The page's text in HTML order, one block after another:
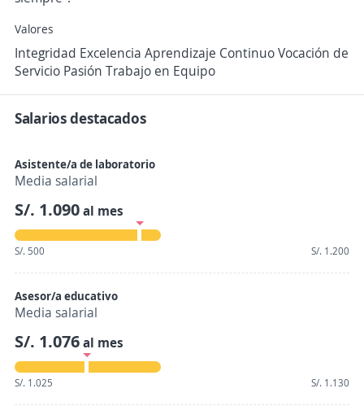
Valores
Integridad Excelencia Aprendizaje Continuo Vocación de
Servicio Pasión Trabajo en Equipo
Salarios destacados
Asistente/a de laboratorio
Media salarial
S/. 1.090al mes
S/. 500 S/. 1.200
Asesor/a educativo
Media salarial
S/. 1.076al mes
S/. 1.025 S/. 1.130